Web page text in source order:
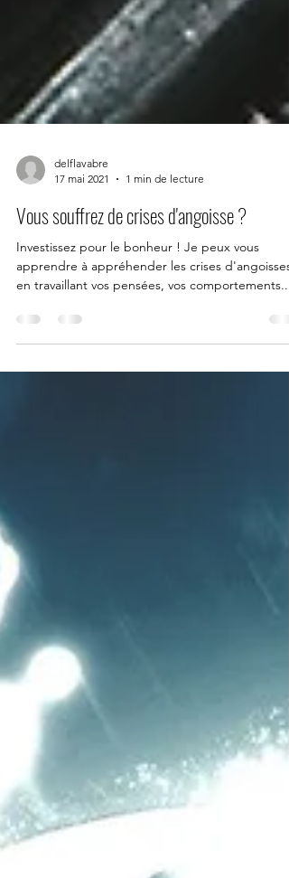
delflavabre
17 mai 2021
1 min de lecture
Vous souffrez de crises d'angoisse ?
Investissez pour le bonheur ! Je peux vous
en travaillant vos pensées, vos comportements...